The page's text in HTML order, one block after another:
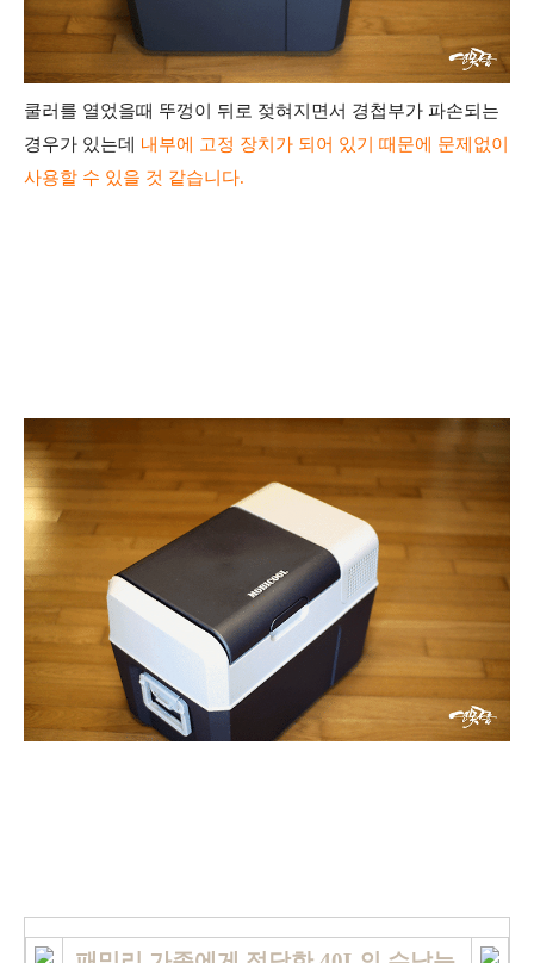
쿨러를 열었을때 뚜껑이 뒤로 젖혀지면서 경첩부가 파손되는
경우가 있는데
내부에 고정 장치가 되어 있기 때문에 문제없이
사용할 수 있을 것 같습니다.